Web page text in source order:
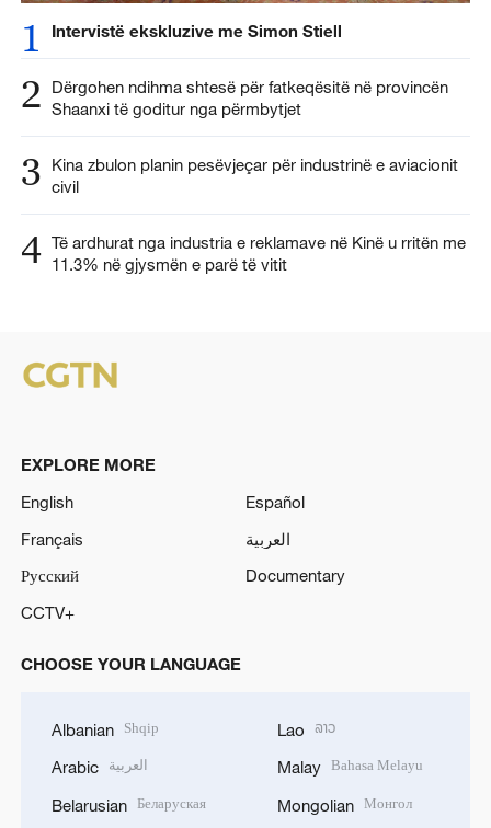
1 Intervistë ekskluzive me Simon Stiell
2
Dërgohen ndihma shtesë për fatkeqësitë në provincën
Shaanxi të goditur nga përmbytjet
3
Kina zbulon planin pesëvjeçar për industrinë e aviacionit
civil
4 Të ardhurat nga industria e reklamave në Kinë u rritën me
11.3% në gjysmën e parë të vitit
EXPLORE MORE
English
Español
Français
العربية
Русский
Documentary
CCTV+
CHOOSE YOUR LANGUAGE
Albanian Shqip
Arabic العربية
Belarusian Беларуская
Lao ລາວ
Malay Bahasa Melayu
Mongolian Монгол